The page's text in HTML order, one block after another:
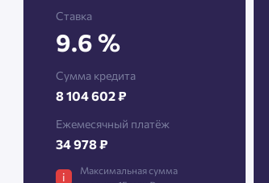
Ставка
9.6 %
Сумма кредита
8 104 602 ₽
Ежемесячный платёж
34 978 ₽
i
Максимальная сумма